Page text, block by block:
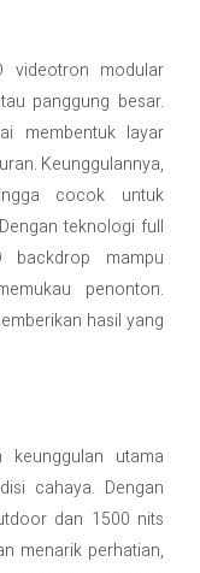
videotron modular
panggung besar.
membentuk layar
Keunggulannya,
cocok untuk
teknologi full
mampu
penonton.
hasil yang
keunggulan utama
cahaya. Dengan
dan 1500 nits
menarik perhatian,